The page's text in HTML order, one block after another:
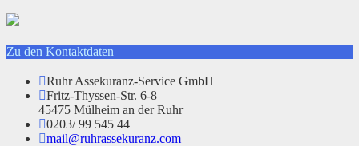
Zu den Kontaktdaten
Ruhr Assekuranz-Service GmbH
Fritz-Thyssen-Str. 6-8
45475 Mülheim an der Ruhr
0203/ 99 545 44
mail@ruhrassekuranz.com